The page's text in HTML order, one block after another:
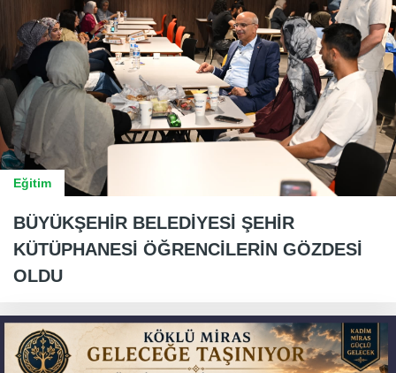
Eğitim
BÜYÜKŞEHİR BELEDİYESİ ŞEHİR
KÜTÜPHANESİ ÖĞRENCİLERİN GÖZDESİ
OLDU